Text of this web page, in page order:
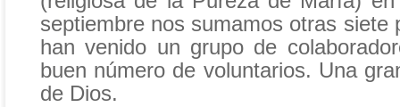
septiembre nos sumamos otras siete
han venido un grupo de
buen número de voluntarios. Una
de Dios.